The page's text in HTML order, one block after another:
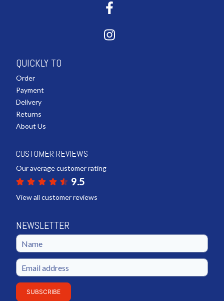
QUICKLY TO
Order
Payment
Delivery
Returns
About Us
CUSTOMER REVIEWS
Our average customer rating
9.5
View all customer reviews
NEWSLETTER
SUBSCRIBE